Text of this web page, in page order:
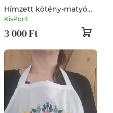
Hímzett kötény-matyó
fűzér /fekete
KisPont
3 000 Ft